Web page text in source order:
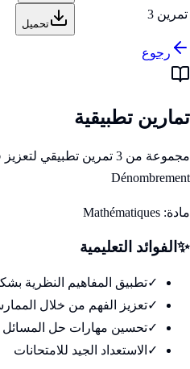
تمرين 3
تحميل
رجوع
تمارين تطبيقية
مجموعة من 3 تمرين
Dénombrement
مادة: Mathématiques
✨ الفوائد التعليمية
✓تطبيق المفاهيم النظرية
✓تعزيز الفهم من خلال
✓تحسين مهارات حل المسائل
✓ الاستعداد الجيد للامتحانات